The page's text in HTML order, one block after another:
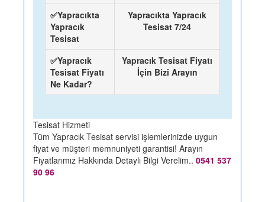
✅Yapracıkta
Yapracık
Tesisat
Yapracıkta Yapracık
Tesisat 7/24
✅Yapracık
Tesisat Fiyatı
Ne Kadar?
Yapracık Tesisat Fiyatı
İçin Bizi Arayın
Tesisat Hizmeti
Tüm Yapracık Tesisat servisi işlemlerinizde uygun
fiyat ve müşteri memnuniyeti garantisi! Arayın
Fiyatlarımız Hakkında Detaylı Bilgi Verelim.. 0541 537
90 96